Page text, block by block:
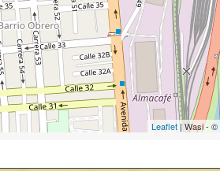
Leaflet| Wasi - ©